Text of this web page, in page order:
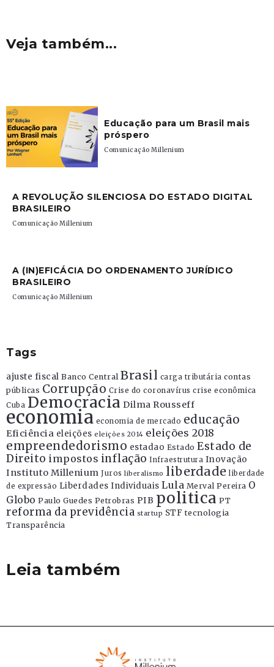
Veja também...
Educação para um Brasil mais
próspero
Comunicação Millenium
A REVOLUÇÃO SILENCIOSA DO ESTADO DIGITAL
BRASILEIRO
Comunicação Millenium
A (IN)EFICÁCIA DO ORDENAMENTO JURÍDICO
BRASILEIRO
Comunicação Millenium
Tags
ajuste fiscal Banco Central Brasil carga tributária contas
públicas Corrupção Crise do coronavírus crise econômica
Cuba Democracia Dilma Rousseff
economia economia de mercado educação
Eficiência eleições eleições 2014 eleições 2018
empreendedorismo estadao Estado Estado de
Direito impostos inflação Infraestrutura Inovação
Instituto Millenium Juros liberalismo liberdade liberdade
de expressão Liberdades Individuais Lula Merval Pereira O
Globo Paulo Guedes Petrobras PIB politica PT
reforma da previdência startup STF tecnologia
Transparência
Leia também